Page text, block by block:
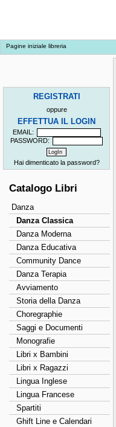
Pagine iniziale libreria
REGISTRATI
oppure
EFFETTUA IL LOGIN
EMAIL:
PASSWORD:
Hai dimenticato la password?
Catalogo Libri
Danza
Danza Classica
Danza Moderna
Danza Educativa
Community Dance
Danza Terapia
Avviamento
Storia della Danza
Choregraphie
Saggi e Documenti
Monografie
Libri x Bambini
Libri x Ragazzi
Lingua Inglese
Lingua Francese
Spartiti
Ghift Line e Calendari